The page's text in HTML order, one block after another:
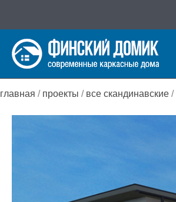
к
содержимому
главная / проекты / все скандинавские /